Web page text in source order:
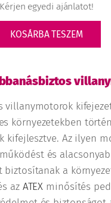
Kérjen egyedi ajánlatot!
KOSÁRBA TESZEM
villanymotorok
környezetekben
kifejlesztve. Az ilyen
és
biztosítanak a
az ATEX minősítés